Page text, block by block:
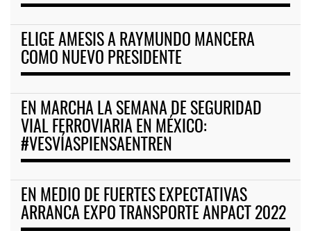
ELIGE AMESIS A RAYMUNDO MANCERA
COMO NUEVO PRESIDENTE
EN MARCHA LA SEMANA DE SEGURIDAD
VIAL FERROVIARIA EN MÉXICO:
#VESVÍASPIENSAENTREN
EN MEDIO DE FUERTES EXPECTATIVAS
ARRANCA EXPO TRANSPORTE ANPACT 2022